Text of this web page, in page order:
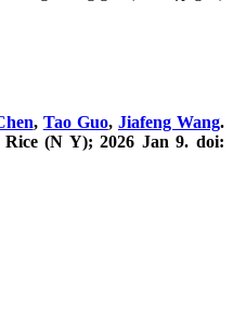
, Tao Guo, Jiafeng Wang.
Rice (N Y); 2026 Jan 9. doi: